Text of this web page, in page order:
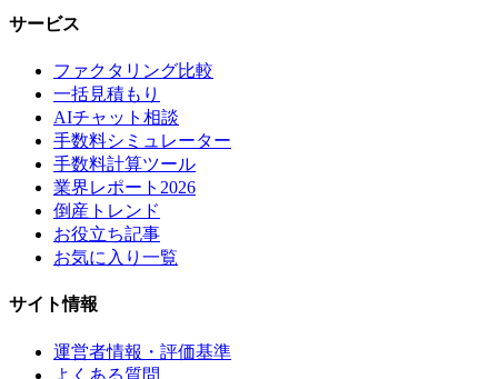
サービス
ファクタリング比較
一括見積もり
AIチャット相談
手数料シミュレーター
手数料計算ツール
業界レポート2026
倒産トレンド
お役立ち記事
お気に入り一覧
サイト情報
運営者情報・評価基準
よくある質問